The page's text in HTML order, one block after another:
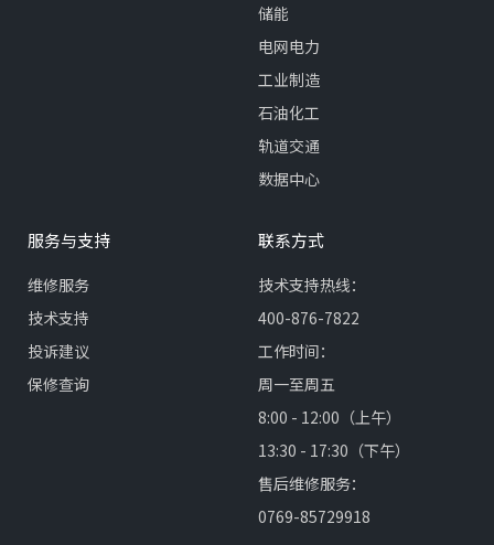
储能
电网电力
工业制造
石油化工
轨道交通
数据中心
服务与支持
维修服务
技术支持
投诉建议
保修查询
联系方式
技术支持热线：
400-876-7822
工作时间：
周一至周五
8:00 - 12:00（上午）
13:30 - 17:30（下午）
售后维修服务：
0769-85729918